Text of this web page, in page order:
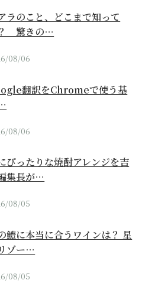
ラのこと、どこまで知って
驚きの…
08/06
翻訳をChromeで使う基
08/06
ぴったりな焼酎アレンジを吉
集長が…
08/05
鱧に本当に合うワインは？ 星
ゾー…
08/05